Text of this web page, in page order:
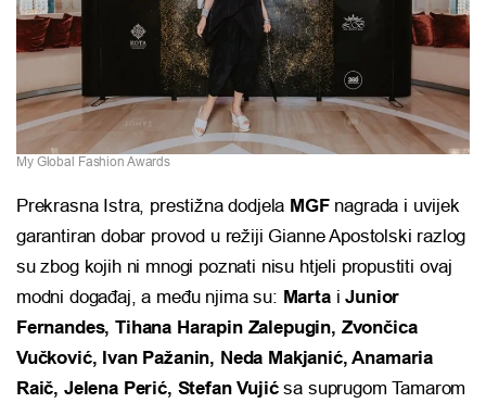
My Global Fashion Awards
Prekrasna Istra, prestižna dodjela MGFnagrada i uvijek
garantiran dobar provod u režiji Gianne Apostolski razlog
su zbog kojih ni mnogi poznati nisu htjeli propustiti ovaj
modni događaj, a među njima su: MartaiJunior
Fernandes, Tihana Harapin Zalepugin, Zvončica
Vučković, Ivan Pažanin, Neda Makjanić, Anamaria
Raič, Jelena Perić, Stefan Vujićsa suprugom Tamarom